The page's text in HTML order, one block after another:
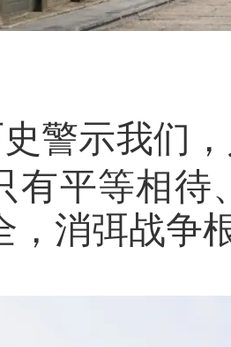
警示我们 ，
有平等相待
， 消弭战争